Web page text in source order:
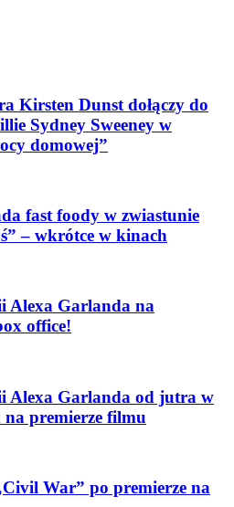
Kirsten Dunst dołączy do
Sydney Sweeney w
domowej”
fast foody w zwiastunie
– wkrótce w kinach
Alexa Garlanda na
office!
Alexa Garlanda od jutra w
premierze filmu
War” po premierze na